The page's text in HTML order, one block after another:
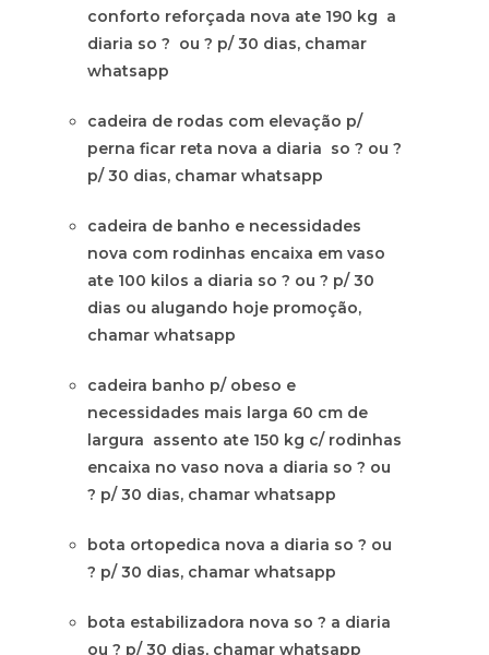
conforto reforçada nova ate 190 kg a
diaria so ? ou ? p/ 30 dias, chamar
whatsapp
cadeira de rodas com elevação p/
perna ficar reta nova a diaria so ? ou ?
p/ 30 dias, chamar whatsapp
cadeira de banho e necessidades
nova com rodinhas encaixa em vaso
ate 100 kilos a diaria so ? ou ? p/ 30
dias ou alugando hoje promoção,
chamar whatsapp
cadeira banho p/ obeso e
necessidades mais larga 60 cm de
largura assento ate 150 kg c/ rodinhas
encaixa no vaso nova a diaria so ? ou
? p/ 30 dias, chamar whatsapp
bota ortopedica nova a diaria so ? ou
? p/ 30 dias, chamar whatsapp
bota estabilizadora nova so ? a diaria
ou ? p/ 30 dias, chamar whatsapp